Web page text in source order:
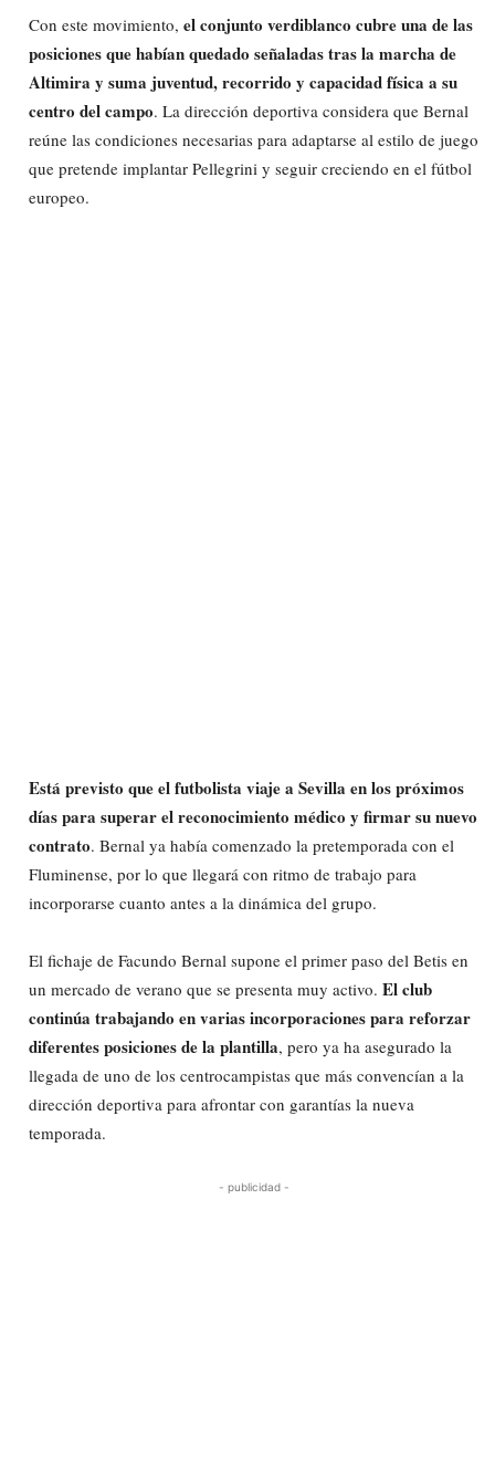
Con este movimiento, el conjunto verdiblanco cubre una de las
posiciones que habían quedado señaladas tras la marcha de
Altimira y suma juventud, recorrido y capacidad física a su
centro del campo. La dirección deportiva considera que Bernal
reúne las condiciones necesarias para adaptarse al estilo de juego
que pretende implantar Pellegrini y seguir creciendo en el fútbol
europeo.
Está previsto que el futbolista viaje a Sevilla en los próximos
días para superar el reconocimiento médico y firmar su nuevo
contrato. Bernal ya había comenzado la pretemporada con el
Fluminense, por lo que llegará con ritmo de trabajo para
incorporarse cuanto antes a la dinámica del grupo.
El fichaje de Facundo Bernal supone el primer paso del Betis en
un mercado de verano que se presenta muy activo. El club
continúa trabajando en varias incorporaciones para reforzar
diferentes posiciones de la plantilla, pero ya ha asegurado la
llegada de uno de los centrocampistas que más convencían a la
dirección deportiva para afrontar con garantías la nueva
temporada.
- publicidad -